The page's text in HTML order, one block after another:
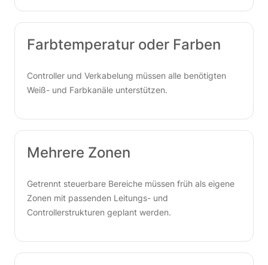
Farbtemperatur oder Farben
Controller und Verkabelung müssen alle benötigten
Weiß- und Farbkanäle unterstützen.
Mehrere Zonen
Getrennt steuerbare Bereiche müssen früh als eigene
Zonen mit passenden Leitungs- und
Controllerstrukturen geplant werden.